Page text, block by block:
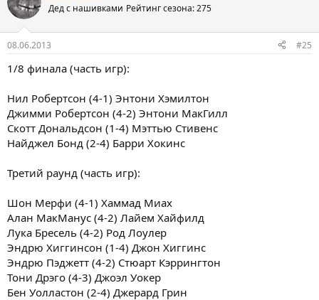
Дед с нашивками Рейтинг сезона: 275
08.06.2013 #25
1/8 финала (часть игр):
Нил Робертсон (4-1) Энтони Хэмилтон
Джимми Робертсон (4-2) Энтони МакГилл
Скотт Дональдсон (1-4) Мэттью Стивенс
Найджел Бонд (2-4) Барри Хокинс
Третий раунд (часть игр):
Шон Мерфи (4-1) Хаммад Миах
Алан МакМанус (4-2) Лайем Хайфилд
Лука Бресель (4-2) Род Лоулер
Эндрю Хиггинсон (1-4) Джон Хиггинс
Эндрю Пэджетт (4-2) Стюарт Кэррингтон
Тони Дрэго (4-3) Джоэл Уокер
Бен Уолластон (2-4) Джерард Грин